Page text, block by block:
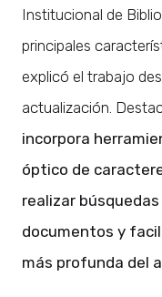
Institucional de
principales
explicó el trabajo
actualización.
incorpora
óptico de
realizar
documentos y
más profunda del